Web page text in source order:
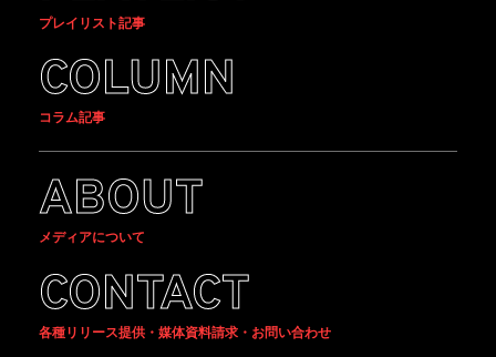
プレイリスト記事
COLUMN
コラム記事
ABOUT
メディアについて
CONTACT
各種リリース提供・媒体資料請求・お問い合わせ